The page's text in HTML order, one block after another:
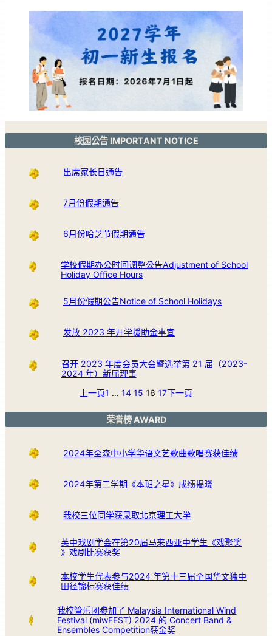
校园公告 IMPORTANT NOTICE
出席家长日通告
7月份假期通告
6月份哈芝节假期通告
学校假期办公时间调整公告Adjustment of School
Holiday Office Hours
5月份假期公告Notice of School Holidays
发放 2023 年开学援助金事宜
召开 2023 年度会员大会暨选举第 21 届（2023-
2024 年）新届理事
上一頁1 … 14 15 16 17下一頁
荣誉榜 AWARD
2024年全森中小学华语文艺歌曲歌唱赛获佳绩
2024年第二学期《本班之星》成绩揭晓
我校三位同学获录取北京理工大学
芙中戏剧学会在第20届马来西亚中学生《戏聚奖
》戏剧比赛获奖
本校学生代表参与2024 年第十三届全国华文独中
田径锦标赛获佳绩
我校管乐团参加了 Malaysia International Wind
Festival (miwFEST) 2024 的 Concert Band &
Ensembles Competition获金奖